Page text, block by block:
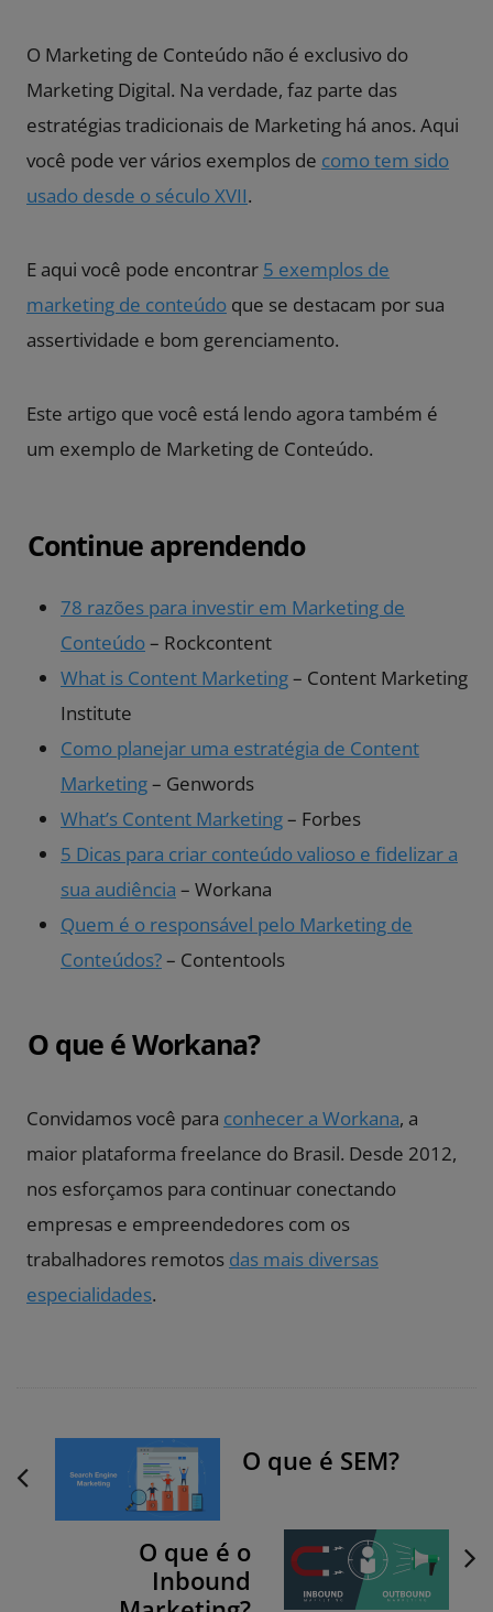
O Marketing de Conteúdo não é exclusivo do
Marketing Digital. Na verdade, faz parte das
estratégias tradicionais de Marketing há anos. Aqui
você pode ver vários exemplos de como tem sido
usado desde o século XVII.
E aqui você pode encontrar 5 exemplos de
marketing de conteúdo que se destacam por sua
assertividade e bom gerenciamento.
Este artigo que você está lendo agora também é
um exemplo de Marketing de Conteúdo.
Continue aprendendo
78 razões para investir em Marketing de
Conteúdo– Rockcontent
What is Content Marketing– Content Marketing
Institute
Como planejar uma estratégia de Content
Marketing– Genwords
What’s Content Marketing– Forbes
5 Dicas para criar conteúdo valioso e fidelizar a
sua audiência – Workana
Quem é o responsável pelo Marketing de
Conteúdos?– Contentools
O que é Workana?
Convidamos você para conhecer a Workana, a
maior plataforma freelance do Brasil. Desde 2012,
nos esforçamos para continuar conectando
empresas e empreendedores com os
trabalhadores remotos das mais diversas
especialidades.
O que é SEM?
O que é o
Inbound